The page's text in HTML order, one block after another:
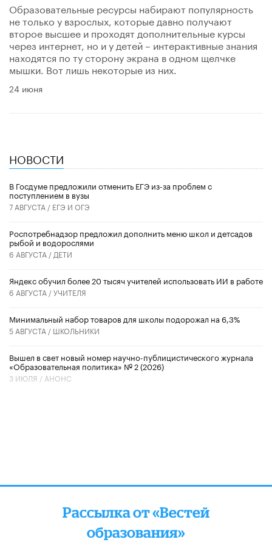
Образовательные ресурсы набирают популярность
не только у взрослых, которые давно получают
второе высшее и проходят дополнительные курсы
через интернет, но и у детей – интерактивные знания
находятся по ту сторону экрана в одном щелчке
мышки. Вот лишь некоторые из них.
24 июня
НОВОСТИ
В Госдуме предложили отменить ЕГЭ из-за проблем с
поступлением в вузы
7 АВГУСТА / ЕГЭ И ОГЭ
Роспотребнадзор предложил дополнить меню школ и детсадов
рыбой и водорослями
6 АВГУСТА / ДЕТИ
​Яндекс обучил более 20 тысяч учителей использовать ИИ в работе
6 АВГУСТА /УЧИТЕЛЯ
Минимальный набор товаров для школы подорожал на 6,3%
5 АВГУСТА / ШКОЛЬНИКИ
Вышел в свет новый номер научно-публицистического журнала
«Образовательная политика» № 2 (2026)
3 ИЮЛЯ / АНОНС
Рассылка от «Вестей
образования»